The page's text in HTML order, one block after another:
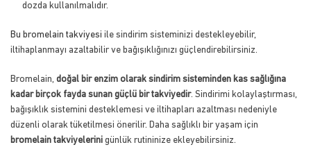
dozda kullanılmalıdır.
Bu bromelain takviyesi ile sindirim sisteminizi destekleyebilir,
iltihaplanmayı azaltabilir ve bağışıklığınızı güçlendirebilirsiniz.
Bromelain, doğal bir enzim olarak sindirim sisteminden kas sağlığına
kadar birçok fayda sunan güçlü bir takviyedir. Sindirimi kolaylaştırması,
bağışıklık sistemini desteklemesi ve iltihapları azaltması nedeniyle
düzenli olarak tüketilmesi önerilir. Daha sağlıklı bir yaşam için
bromelain takviyelerini günlük rutininize ekleyebilirsiniz.